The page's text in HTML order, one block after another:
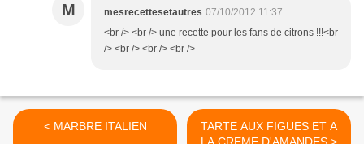
M mesrecettesetautres 07/10/2012 11:37
<br /> <br /> une recette pour les fans de citrons !!!<br
/> <br /> <br /> <br />
< MARBRE ITALIEN
TARTE AUX FIGUES ET A